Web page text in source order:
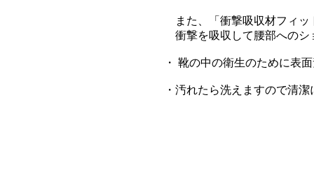
また、「衝撃吸収材フィッ
衝撃を吸収して腰部へのシ
・ 靴の中の衛生のために表
・汚れたら洗えますので清